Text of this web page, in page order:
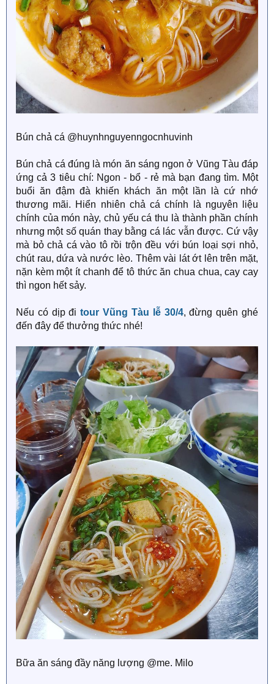
Bún chả cá @huynhnguyenngocnhuvinh
Bún chả cá đúng là món ăn sáng ngon ở Vũng Tàu đáp
ứng cả 3 tiêu chí: Ngon - bổ - rẻ mà bạn đang tìm. Một
buổi ăn đậm đà khiến khách ăn một lần là cứ nhớ
thương mãi. Hiển nhiên chả cá chính là nguyên liệu
chính của món này, chủ yếu cá thu là thành phần chính
nhưng một số quán thay bằng cá lác vẫn được. Cứ vậy
mà bỏ chả cá vào tô rồi trộn đều với bún loại sợi nhỏ,
chút rau, dứa và nước lèo. Thêm vài lát ớt lên trên mặt,
nặn kèm một ít chanh để tô thức ăn chua chua, cay cay
thì ngon hết sảy.
Nếu có dịp đitour Vũng Tàu lễ 30/4, đừng quên ghé
đến đây để thưởng thức nhé!
Bữa ăn sáng đầy năng lượng @me. Milo